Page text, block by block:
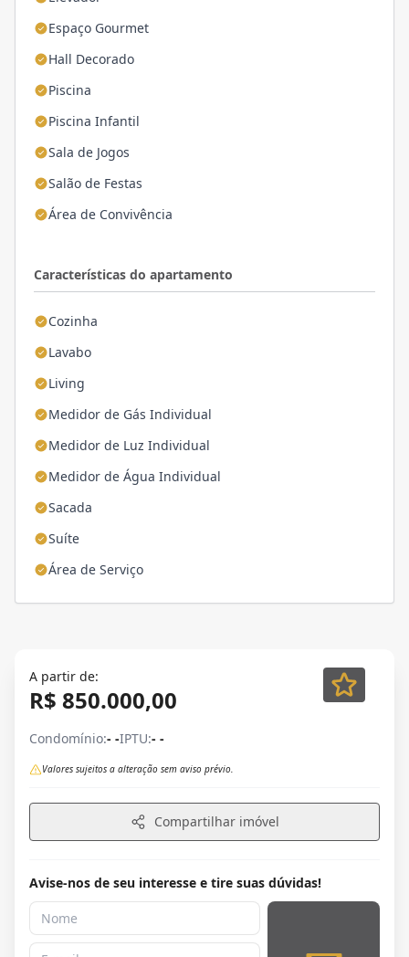
Espaço Gourmet
Hall Decorado
Piscina
Piscina Infantil
Sala de Jogos
Salão de Festas
Área de Convivência
Características do apartamento
Cozinha
Lavabo
Living
Medidor de Gás Individual
Medidor de Luz Individual
Medidor de Água Individual
Sacada
Suíte
Área de Serviço
A partir de:
R$ 850.000,00
Condomínio:- -IPTU:- -
Valores sujeitos a alteração sem aviso prévio.
Compartilhar imóvel
Avise-nos de seu interesse e tire suas dúvidas!